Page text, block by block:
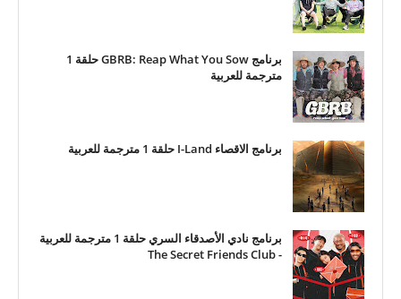
برنامج GBRB: Reap What You Sow حلقة 1
مترجمة للعربية
برنامج الاقصاء I-Land حلقة 1 مترجمة للعربية
برنامج نادي الأصدقاء السري حلقة 1 مترجمة للعربية
- The Secret Friends Club